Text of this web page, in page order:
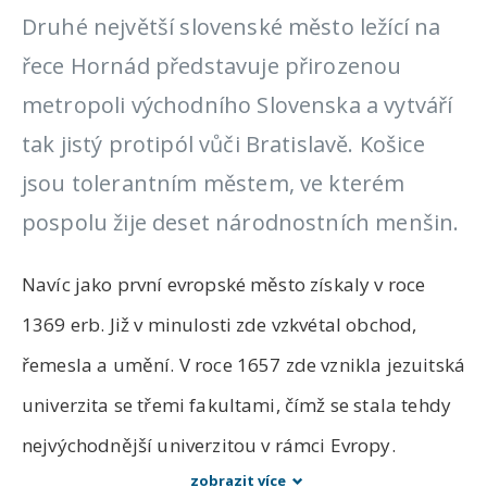
Druhé největší slovenské město ležící na
řece Hornád představuje přirozenou
metropoli východního Slovenska a vytváří
tak jistý protipól vůči Bratislavě. Košice
jsou tolerantním městem, ve kterém
pospolu žije deset národnostních menšin.
Navíc jako první evropské město získaly v roce
1369 erb. Již v minulosti zde vzkvétal obchod,
řemesla a umění. V roce 1657 zde vznikla jezuitská
univerzita se třemi fakultami, čímž se stala tehdy
nejvýchodnější univerzitou v rámci Evropy.
zobrazit více